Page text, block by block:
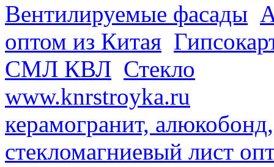
Вентилируемые фасады
оптом из Китая
СМЛ КВЛ Стекло
www.knrstroyka.ru
керамогранит,
стекломагниевый лист